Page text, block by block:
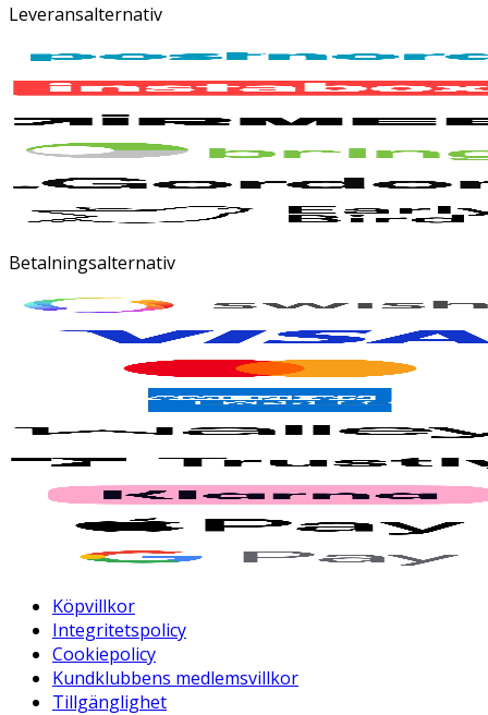
Leveransalternativ
Betalningsalternativ
Köpvillkor
Integritetspolicy
Cookiepolicy
Kundklubbens medlemsvillkor
Tillgänglighet